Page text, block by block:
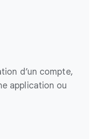
d’un compte,
application ou